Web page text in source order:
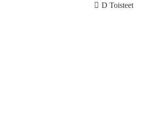
D Toisteet